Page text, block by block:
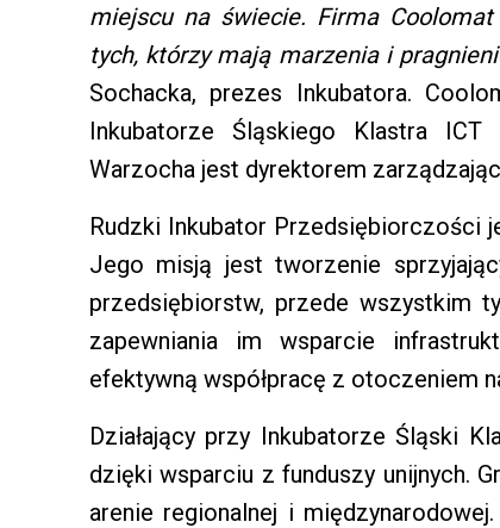
miejscu na świecie. Firma
tych, którzy mają marzenia i
Sochacka, prezes Inkubatora.
Inkubatorze Śląskiego Klastra
Warzocha jest dyrektorem
Rudzki Inkubator Przedsiębiorczości
Jego misją jest tworzenie
przedsiębiorstw, przede wszystkim
zapewniania im wsparcie
efektywną współpracę z otoczeniem
Działający przy Inkubatorze Śląski
dzięki wsparciu z funduszy unijnych.
arenie regionalnej i